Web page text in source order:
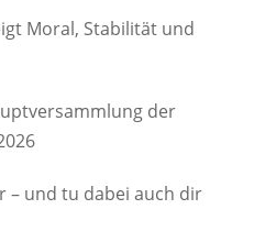
Moral, Stabilität und
der
– und tu dabei auch dir